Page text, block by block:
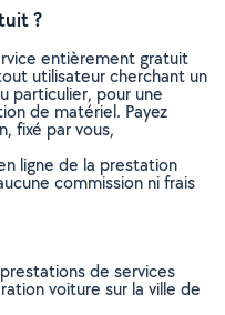
?
entièrement gratuit
utilisateur cherchant un
particulier, pour une
de matériel. Payez
fixé par vous,
ligne de la prestation
commission ni frais
de services
voiture sur la ville de